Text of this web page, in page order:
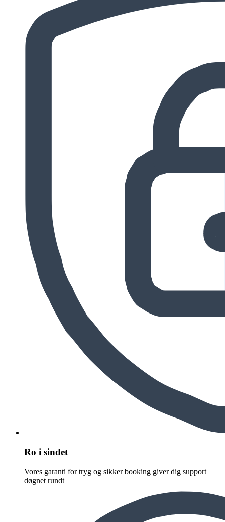
Ro i sindet
Vores garanti for tryg og sikker booking giver dig support
døgnet rundt